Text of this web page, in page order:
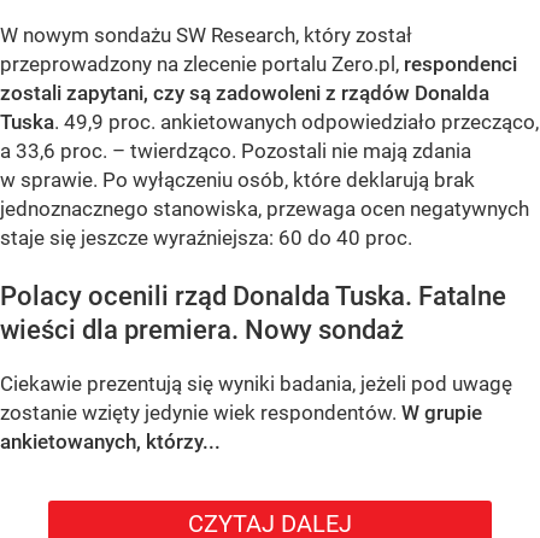
W nowym sondażu SW Research, który został
przeprowadzony na zlecenie portalu Zero.pl, respondenci
zostali zapytani, czy są zadowoleni z rządów Donalda
Tuska. 49,9 proc. ankietowanych odpowiedziało przecząco,
a 33,6 proc. – twierdząco. Pozostali nie mają zdania
w sprawie. Po wyłączeniu osób, które deklarują brak
jednoznacznego stanowiska, przewaga ocen negatywnych
staje się jeszcze wyraźniejsza: 60 do 40 proc.
Polacy ocenili rząd Donalda Tuska. Fatalne
wieści dla premiera. Nowy sondaż
Ciekawie prezentują się wyniki badania, jeżeli pod uwagę
zostanie wzięty jedynie wiek respondentów. W grupie
ankietowanych, którzy...
CZYTAJ DALEJ